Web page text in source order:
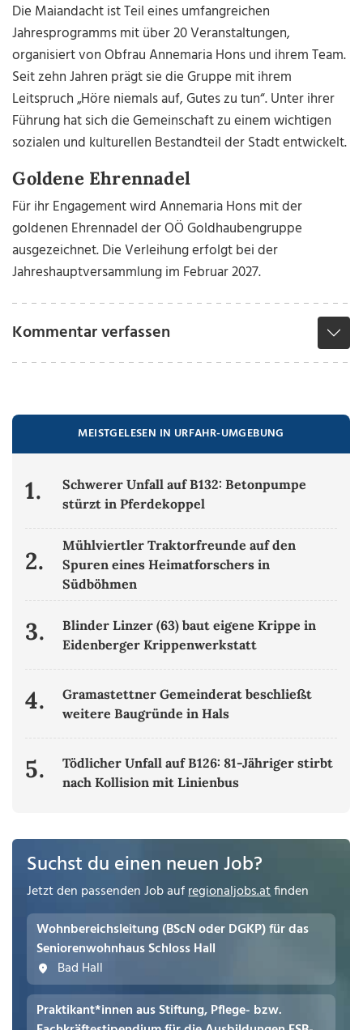
Die Maiandacht ist Teil eines umfangreichen
Jahresprogramms mit über 20 Veranstaltungen,
organisiert von Obfrau Annemaria Hons und ihrem Team.
Seit zehn Jahren prägt sie die Gruppe mit ihrem
Leitspruch „Höre niemals auf, Gutes zu tun“. Unter ihrer
Führung hat sich die Gemeinschaft zu einem wichtigen
sozialen und kulturellen Bestandteil der Stadt entwickelt.
Goldene Ehrennadel
Für ihr Engagement wird Annemaria Hons mit der
goldenen Ehrennadel der OÖ Goldhaubengruppe
ausgezeichnet. Die Verleihung erfolgt bei der
Jahreshauptversammlung im Februar 2027.
Kommentar verfassen
MEISTGELESEN IN URFAHR-UMGEBUNG
1.
Schwerer Unfall auf B132: Betonpumpe
stürzt in Pferdekoppel
2.
Mühlviertler Traktorfreunde auf den
Spuren eines Heimatforschers in
Südböhmen
3.
Blinder Linzer (63) baut eigene Krippe in
Eidenberger Krippenwerkstatt
4.
Gramastettner Gemeinderat beschließt
weitere Baugründe in Hals
5.
Tödlicher Unfall auf B126: 81-Jähriger stirbt
nach Kollision mit Linienbus
Suchst du einen neuen Job?
Jetzt den passenden Job aufregionaljobs.atfinden
Wohnbereichsleitung (BScN oder DGKP) für das
Seniorenwohnhaus Schloss Hall
Bad Hall
Praktikant*innen aus Stiftung, Pflege- bzw.